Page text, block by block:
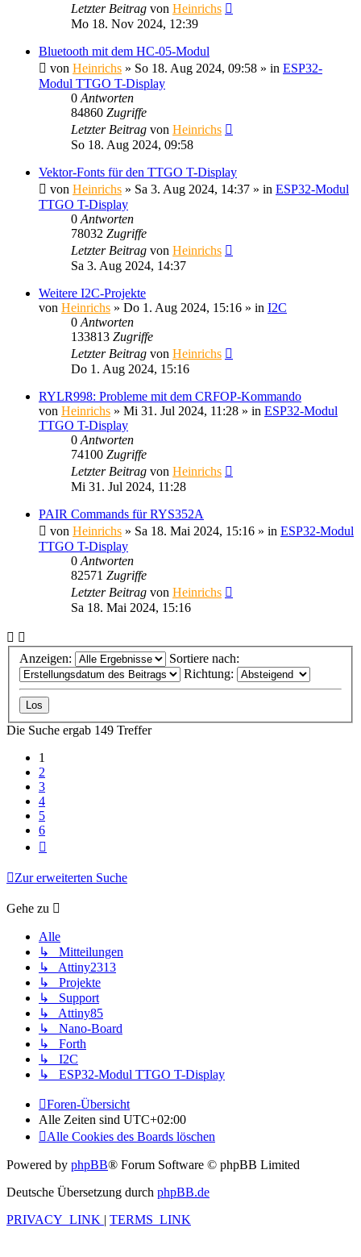
Letzter Beitrag von Heinrichs
Mo 18. Nov 2024, 12:39
Bluetooth mit dem HC-05-Modul
von Heinrichs » So 18. Aug 2024, 09:58 » in ESP32-
Modul TTGO T-Display
0 Antworten
84860 Zugriffe
Letzter Beitrag von Heinrichs
So 18. Aug 2024, 09:58
Vektor-Fonts für den TTGO T-Display
von Heinrichs » Sa 3. Aug 2024, 14:37 » in ESP32-Modul
TTGO T-Display
0 Antworten
78032 Zugriffe
Letzter Beitrag von Heinrichs
Sa 3. Aug 2024, 14:37
Weitere I2C-Projekte
von Heinrichs » Do 1. Aug 2024, 15:16 » in I2C
0 Antworten
133813 Zugriffe
Letzter Beitrag von Heinrichs
Do 1. Aug 2024, 15:16
RYLR998: Probleme mit dem CRFOP-Kommando
von Heinrichs » Mi 31. Jul 2024, 11:28 » in ESP32-Modul
TTGO T-Display
0 Antworten
74100 Zugriffe
Letzter Beitrag von Heinrichs
Mi 31. Jul 2024, 11:28
PAIR Commands für RYS352A
von Heinrichs » Sa 18. Mai 2024, 15:16 » in ESP32-Modul
TTGO T-Display
0 Antworten
82571 Zugriffe
Letzter Beitrag von Heinrichs
Sa 18. Mai 2024, 15:16
Anzeigen:
Sortiere nach:
Richtung:
Die Suche ergab 149 Treffer
1
2
3
4
5
6
Zur erweiterten Suche
Gehe zu
Alle
↳ Mitteilungen
↳ Attiny2313
↳ Projekte
↳ Support
↳ Attiny85
↳ Nano-Board
↳ Forth
↳ I2C
↳ ESP32-Modul TTGO T-Display
Foren-Übersicht
Alle Zeiten sind UTC+02:00
Alle Cookies des Boards löschen
Powered by phpBB® Forum Software © phpBB Limited
Deutsche Übersetzung durch phpBB.de
PRIVACY_LINK
TERMS_LINK